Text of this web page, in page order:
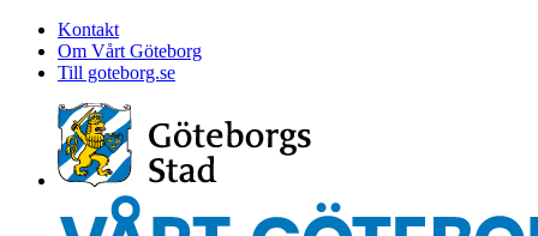
Kontakt
Om Vårt Göteborg
Till goteborg.se